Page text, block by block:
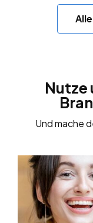
Nutze
Und mache